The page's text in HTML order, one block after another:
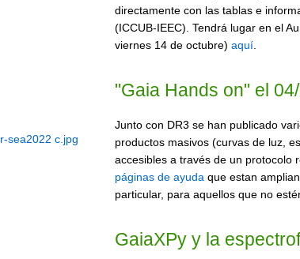
directamente con las tablas e
(ICCUB-IEEC). Tendrá lugar en el
viernes 14 de octubre) aquí
"Gaia Hands on" el
Junto con DR3 se han publicado
productos masivos (curvas de
accesibles a través de un protocolo
páginas de ayuda que estan
particular, para aquellos que no
GaiaXPy y la